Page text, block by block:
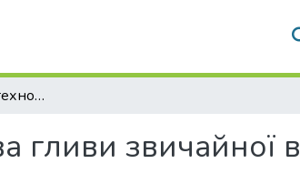
Енергоефективна технологія виробництва гливи звичайної в культиваційних спорудах
гливи звичайної в